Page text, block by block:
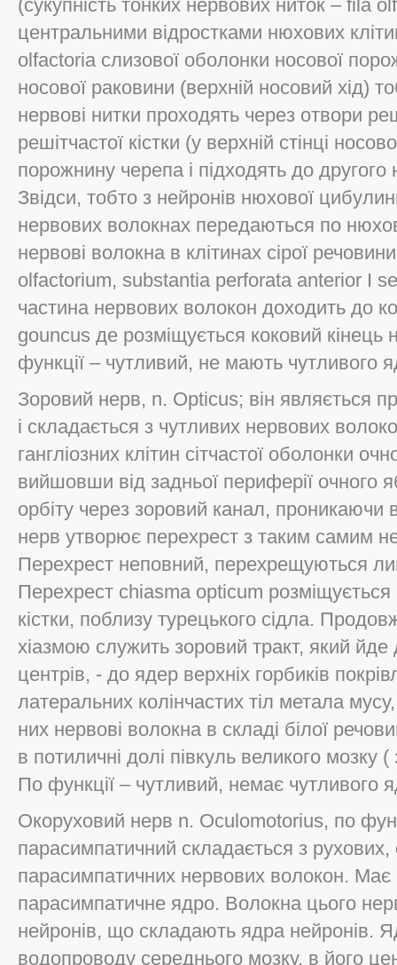
(сукупність тонких нервових ниток – fila
центральними відростками нюхових
olfactoria слизової оболонки носової
носової раковини (верхній носовий хід)
нервові нитки проходять через отвори
решітчастої кістки (у верхній стінці
порожнину черепа і підходять до
Звідси, тобто з нейронів нюхової
нервових волокнах передаються по
нервові волокна в клітинах сірої
olfactorium, substantia perforata anterior I
частина нервових волокон доходить до
gouncus де розміщується коковий кінець
функції – чутливий, не мають чутливого
Зоровий нерв, n. Opticus; він являється
і складається з чутливих нервових
гангліозних клітин сітчастої оболонки
вийшовши від задньої периферії очного
орбіту через зоровий канал,
нерв утворює перехрест з таким самим
Перехрест неповний, перехрещуються
Перехрест chiasma opticum розміщується
кістки, поблизу турецького сідла.
хіазмою служить зоровий тракт, який йде
центрів, - до ядер верхніх горбиків
латеральних колінчастих тіл метала
них нервові волокна в складі білої
в потиличні долі півкуль великого мозку
По функції – чутливий, немає чутливого
Окоруховий нерв n. Oculomotorius, по
парасимпатичний складається з
парасимпатичних нервових волокон. Має
парасимпатичне ядро. Волокна цього
нейронів, що складають ядра нейронів.
водопроводу середнього мозку, в його